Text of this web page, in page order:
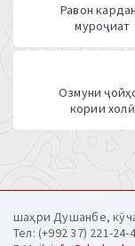
Равон
муроҷиат
Озмуни
кории холӣ
шаҳри Душанбе,
Тел: (+992 37) 221-24-